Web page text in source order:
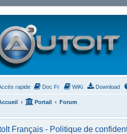
rapide Doc Fr WiKi Download
Portail Forum
Français - Politique de